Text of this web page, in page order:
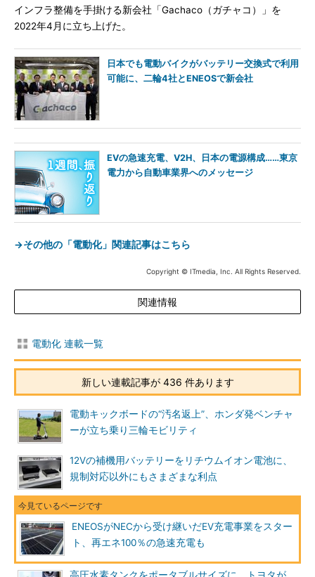
インフラ整備を手掛ける新会社「Gachaco（ガチャコ）」を
2022年4月に立ち上げた。
日本でも電動バイクがバッテリー交換式で利用
可能に、二輪4社とENEOSで新会社
EVの急速充電、V2H、日本の電源構成……東京
電力から自動車業界へのメッセージ
→その他の「電動化」関連記事はこちら
Copyright © ITmedia, Inc. All Rights Reserved.
関連情報
電動化 連載一覧
新しい連載記事が 436 件あります
電動キックボードの“汚名返上”、ホンダ発ベンチャ
ーが立ち乗り三輪モビリティ
12Vの補機用バッテリーをリチウムイオン電池に、
規制対応以外にもさまざまな利点
ENEOSがNECから受け継いだEV充電事業をスター
ト、再エネ100％の急速充電も